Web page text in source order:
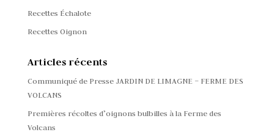
Recettes Échalote
Recettes Oignon
Articles récents
Communiqué de Presse JARDIN DE LIMAGNE – FERME DES
VOLCANS
Premières récoltes d’oignons bulbilles à la Ferme des
Volcans